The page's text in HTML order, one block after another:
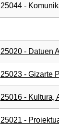
25044 -
25020 - Datuen
25023 - Gizarte
25016 - Kultura,
25021 -